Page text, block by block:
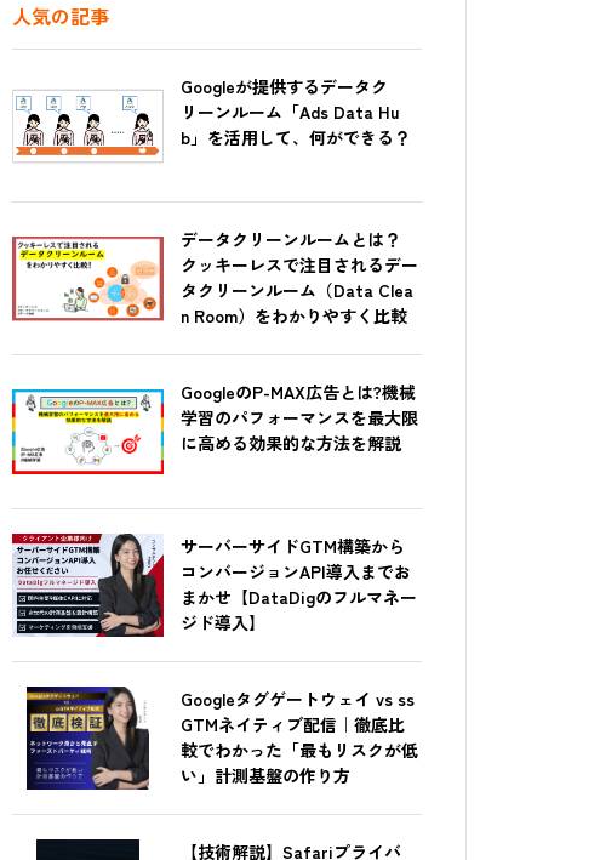
人気の記事
Googleが提供するデータク
リーンルーム「Ads Data Hu
b」を活用して、何ができる？
データクリーンルームとは？
クッキーレスで注目されるデー
タクリーンルーム（Data Clea
n Room）をわかりやすく比較
GoogleのP-MAX広告とは?機械
学習のパフォーマンスを最大限
に高める効果的な方法を解説
サーバーサイドGTM構築から
コンバージョンAPI導入までお
まかせ【DataDigのフルマネー
ジド導入】
Googleタグゲートウェイ vs ss
GTMネイティブ配信｜徹底比
較でわかった「最もリスクが低
い」計測基盤の作り方
【技術解説】Safariプライバ